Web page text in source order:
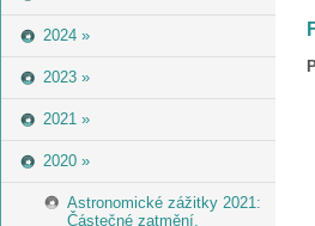
2024 »
2023 »
2021 »
2020 »
Astronomické zážitky 2021:
Částečné zatmění,